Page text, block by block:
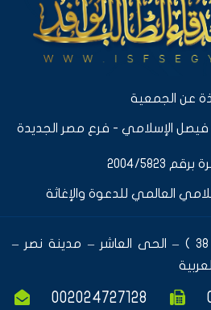
عن الجمعية
2004/5823
العالمي للدعوة والإغاثة
قطعة (1) – بلوك ( 38 ) – الحى العاشر – مدينة نصر –